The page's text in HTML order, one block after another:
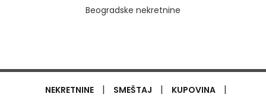
Beogradske nekretnine
NEKRETNINE | SMEŠTAJ | KUPOVINA |